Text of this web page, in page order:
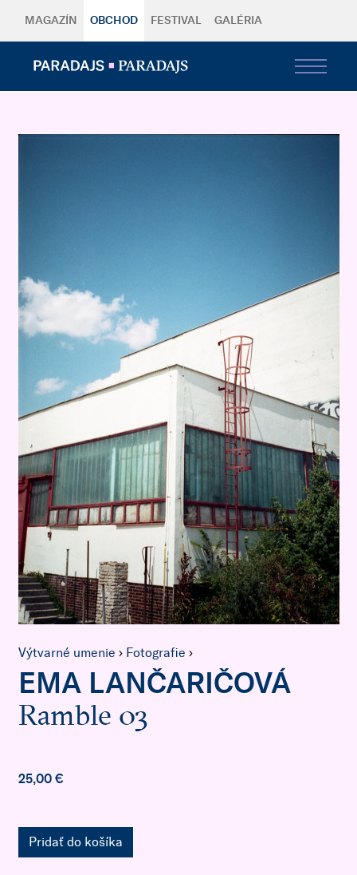
MAGAZÍN OBCHOD FESTIVAL GALÉRIA
Výtvarné umenie › Fotografie ›
EMA LANČARIČOVÁ
Ramble 03
25,00 €
Pridať do košíka